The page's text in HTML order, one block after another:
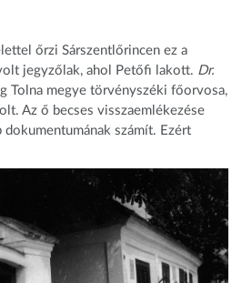
őrzi Sárszentlőrincen ez a
jegyzőlak, ahol Petőfi lakott. Dr.
Tolna megye törvényszéki főorvosa,
Az ő becses visszaemlékezése
számít. Ezért